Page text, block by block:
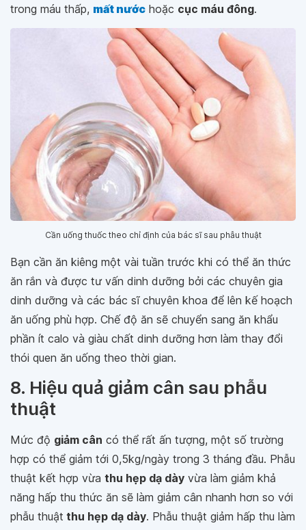
trong máu thấp, mất nước hoặc cục máu đông.
Cần uống thuốc theo chỉ định của bác sĩ sau phẫu thuật
Bạn cần ăn kiêng một vài tuần trước khi có thể ăn thức
ăn rắn và được tư vấn dinh dưỡng bởi các chuyên gia
dinh dưỡng và các bác sĩ chuyên khoa để lên kế hoạch
ăn uống phù hợp. Chế độ ăn sẽ chuyển sang ăn khẩu
phần ít calo và giàu chất dinh dưỡng hơn làm thay đổi
thói quen ăn uống theo thời gian.
8. Hiệu quả giảm cân sau phẫu
thuật
Mức độ giảm cân có thể rất ấn tượng, một số trường
hợp có thể giảm tới 0,5kg/ngày trong 3 tháng đầu. Phẫu
thuật kết hợp vừa thu hẹp dạ dày vừa làm giảm khả
năng hấp thu thức ăn sẽ làm giảm cân nhanh hơn so với
phẫu thuật thu hẹp dạ dày. Phẫu thuật giảm hấp thu làm